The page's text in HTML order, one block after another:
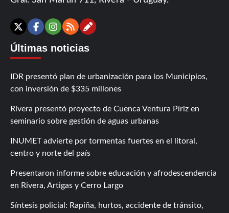
X Facebook
Instagram
RSSContáctanos
Últimas noticias
IDR presentó plan de urbanización para los Municipios,
con inversión de $335 millones
Rivera presentó proyecto de Cuenca Ventura Píriz en
seminario sobre gestión de aguas urbanas
INUMET advierte por tormentas fuertes en el litoral,
centro y norte del país
Presentaron informe sobre educación y afrodescendencia
en Rivera, Artigas y Cerro Largo
Síntesis policial: Rapiña, hurtos, accidente de tránsito,